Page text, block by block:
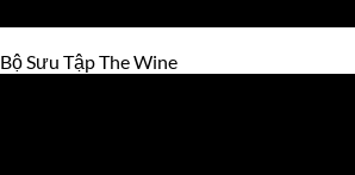
Bộ Sưu Tập The Wine